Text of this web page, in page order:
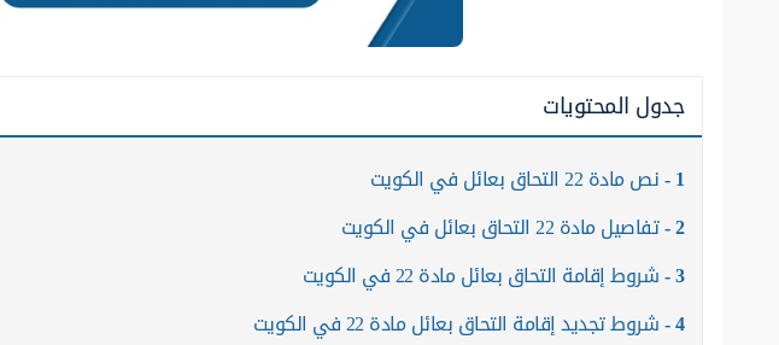
جدول المحتويات
1 نص مادة 22 التحاق بعائل في الكويت
2 تفاصيل مادة 22 التحاق بعائل في الكويت
3 شروط إقامة التحاق بعائل مادة 22 في الكويت
4 شروط تجديد إقامة التحاق بعائل مادة 22 في الكويت